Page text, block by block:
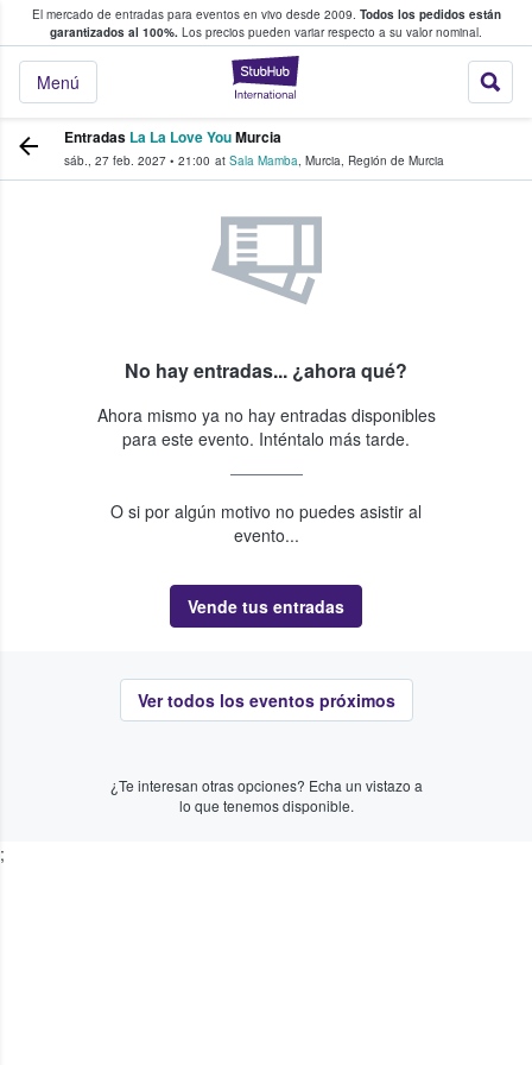
El mercado de entradas para eventos en vivo desde 2009. Todos los pedidos están
garantizados al 100%. Los precios pueden variar respecto a su valor nominal.
StubHub:
Menú
y venta de entradas entre fans
Entradas La La Love YouMurcia
sáb., 27 feb. 2027 • 21:00 at Sala Mamba, Murcia, Región de Murcia
No hay entradas... ¿ahora qué?
Ahora mismo ya no hay entradas disponibles
para este evento. Inténtalo más tarde.
O si por algún motivo no puedes asistir al
evento...
Vende tus entradas
Ver todos los eventos próximos
¿Te interesan otras opciones? Echa un vistazo a
lo que tenemos disponible.
;